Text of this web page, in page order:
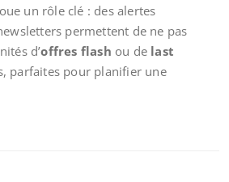
un rôle clé : des alertes
permettent de ne pas
d’offres flash ou de last
parfaites pour planifier une